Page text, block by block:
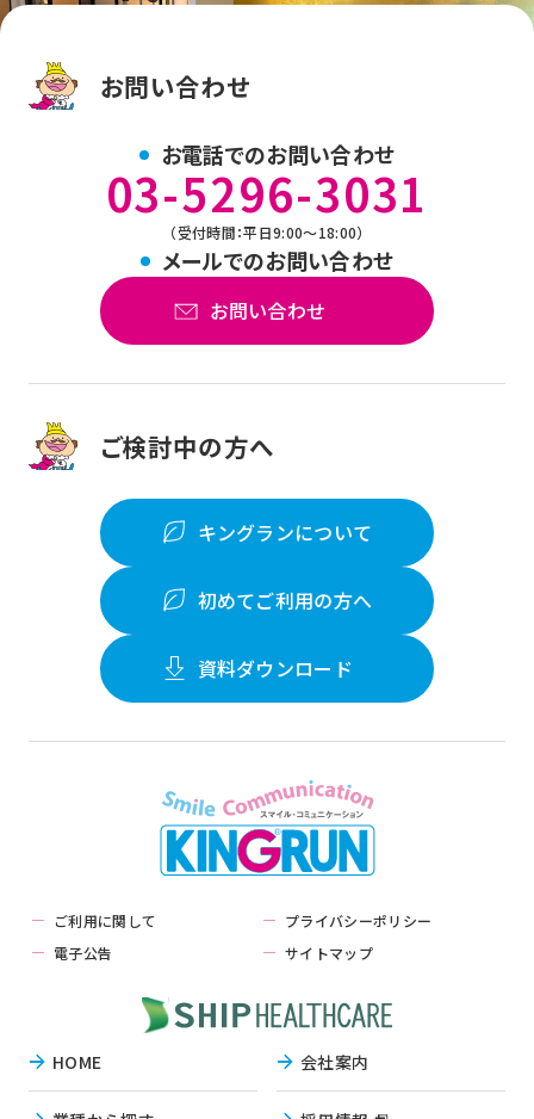
お問い合わせ
お電話でのお問い合わせ
03-5296-3031
（受付時間：平日9:00～18:00）
メールでのお問い合わせ
お問い合わせ
ご検討中の方へ
キングランについて
初めてご利用の方へ
資料ダウンロード
ご利用に関して
プライバシーポリシー
電子公告
サイトマップ
HOME 会社案内